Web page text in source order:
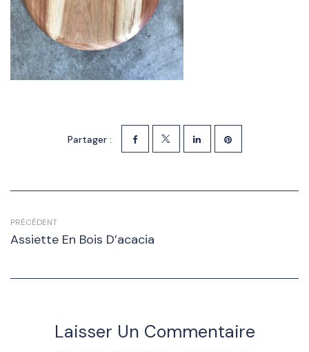
Partager :
PRÉCÉDENT
Assiette En Bois D’acacia
Laisser Un Commentaire